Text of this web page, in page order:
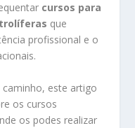
cursos para
que
profissional e o
caminho, este artigo
os cursos
os podes realizar